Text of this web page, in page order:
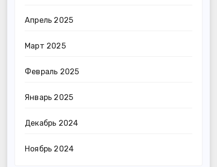
Апрель 2025
Март 2025
Февраль 2025
Январь 2025
Декабрь 2024
Ноябрь 2024